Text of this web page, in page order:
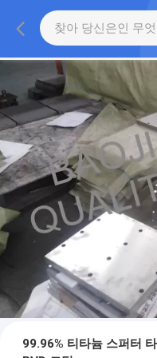
99.96% 티타늄 스퍼터